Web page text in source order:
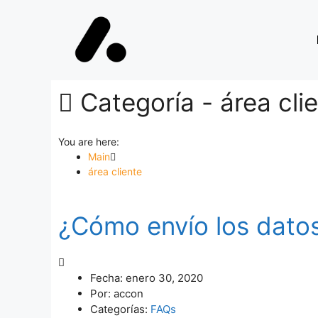
Categoría - área
You are here:
Main
área cliente
¿Cómo envío los
Fecha: enero 30, 2020
Por: accon
Categorías: FAQs